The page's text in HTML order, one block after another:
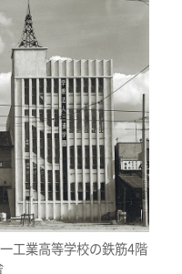
工業高等学校の鉄筋4階